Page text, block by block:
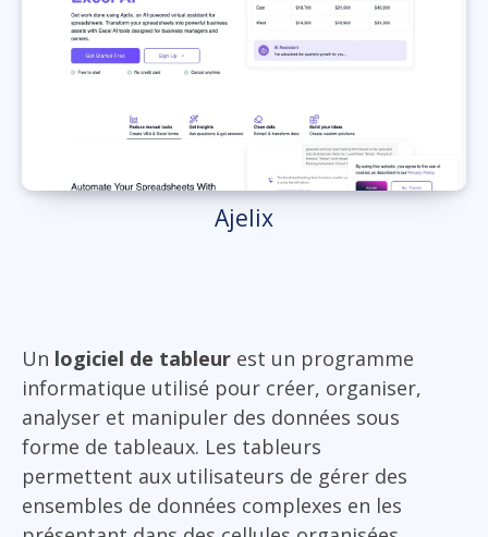
Ajelix
Un logiciel de tableur est un programme
informatique utilisé pour créer, organiser,
analyser et manipuler des données sous
forme de tableaux. Les tableurs
permettent aux utilisateurs de gérer des
ensembles de données complexes en les